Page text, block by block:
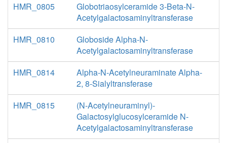
HMR_0805
Globotriaosylceramide 3-Beta-N-
Acetylgalactosaminyltransferase
HMR_0810
Globoside Alpha-N-
Acetylgalactosaminyltransferase
HMR_0814
Alpha-N-Acetylneuraminate Alpha-
2, 8-Sialyltransferase
HMR_0815
(N-Acetylneuraminyl)-
Galactosylglucosylceramide N-
Acetylgalactosaminyltransferase